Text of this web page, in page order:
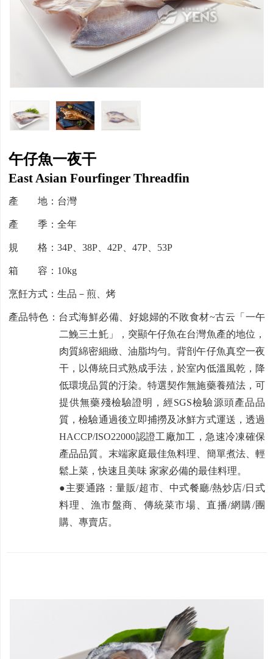
午仔魚一夜干
East Asian Fourfinger Threadfin
產 地：台灣
產 季：全年
規 格：34P、38P、42P、47P、53P
箱 容：10kg
烹飪方式：生品－煎、烤
產品特色：台式海鮮必備、好媳婦的不敗食材~古云「一午
二鮸三土魠」，突顯午仔魚在台灣魚產的地位，
肉質綿密細緻、油脂均勻。背剖午仔魚真空一夜
干，以傳統日式熟成手法，於室內低溫風乾，降
低環境品質的汙染。特選契作無施藥養殖法，可
提供無藥殘檢驗證明，經SGS檢驗源頭產品品
質，檢驗通過後立即捕撈及冰鮮方式運送，透過
HACCP/ISO22000認證工廠加工，急速冷凍確保
產品品質。末端家庭最佳魚料理、簡單煮法、輕
鬆上菜，快速且美味 家家必備的最佳料理。
●主要通路：量販/超市、中式餐廳/熱炒店/日式
料理、漁市盤商、傳統菜市場、直播/網購/團
購、專賣店。